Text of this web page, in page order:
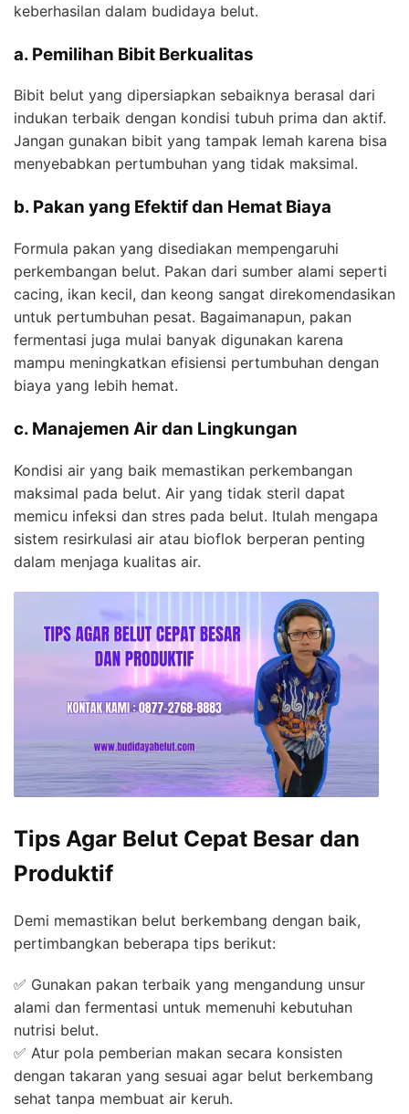
keberhasilan dalam budidaya belut.
a. Pemilihan Bibit Berkualitas
Bibit belut yang dipersiapkan sebaiknya berasal dari
indukan terbaik dengan kondisi tubuh prima dan aktif.
Jangan gunakan bibit yang tampak lemah karena bisa
menyebabkan pertumbuhan yang tidak maksimal.
b. Pakan yang Efektif dan Hemat Biaya
Formula pakan yang disediakan mempengaruhi
perkembangan belut. Pakan dari sumber alami seperti
cacing, ikan kecil, dan keong sangat direkomendasikan
untuk pertumbuhan pesat. Bagaimanapun, pakan
fermentasi juga mulai banyak digunakan karena
mampu meningkatkan efisiensi pertumbuhan dengan
biaya yang lebih hemat.
c. Manajemen Air dan Lingkungan
Kondisi air yang baik memastikan perkembangan
maksimal pada belut. Air yang tidak steril dapat
memicu infeksi dan stres pada belut. Itulah mengapa
sistem resirkulasi air atau bioflok berperan penting
dalam menjaga kualitas air.
Tips Agar Belut Cepat Besar dan
Produktif
Demi memastikan belut berkembang dengan baik,
pertimbangkan beberapa tips berikut:
✅ Gunakan pakan terbaik yang mengandung unsur
alami dan fermentasi untuk memenuhi kebutuhan
nutrisi belut.
✅ Atur pola pemberian makan secara konsisten
dengan takaran yang sesuai agar belut berkembang
sehat tanpa membuat air keruh.